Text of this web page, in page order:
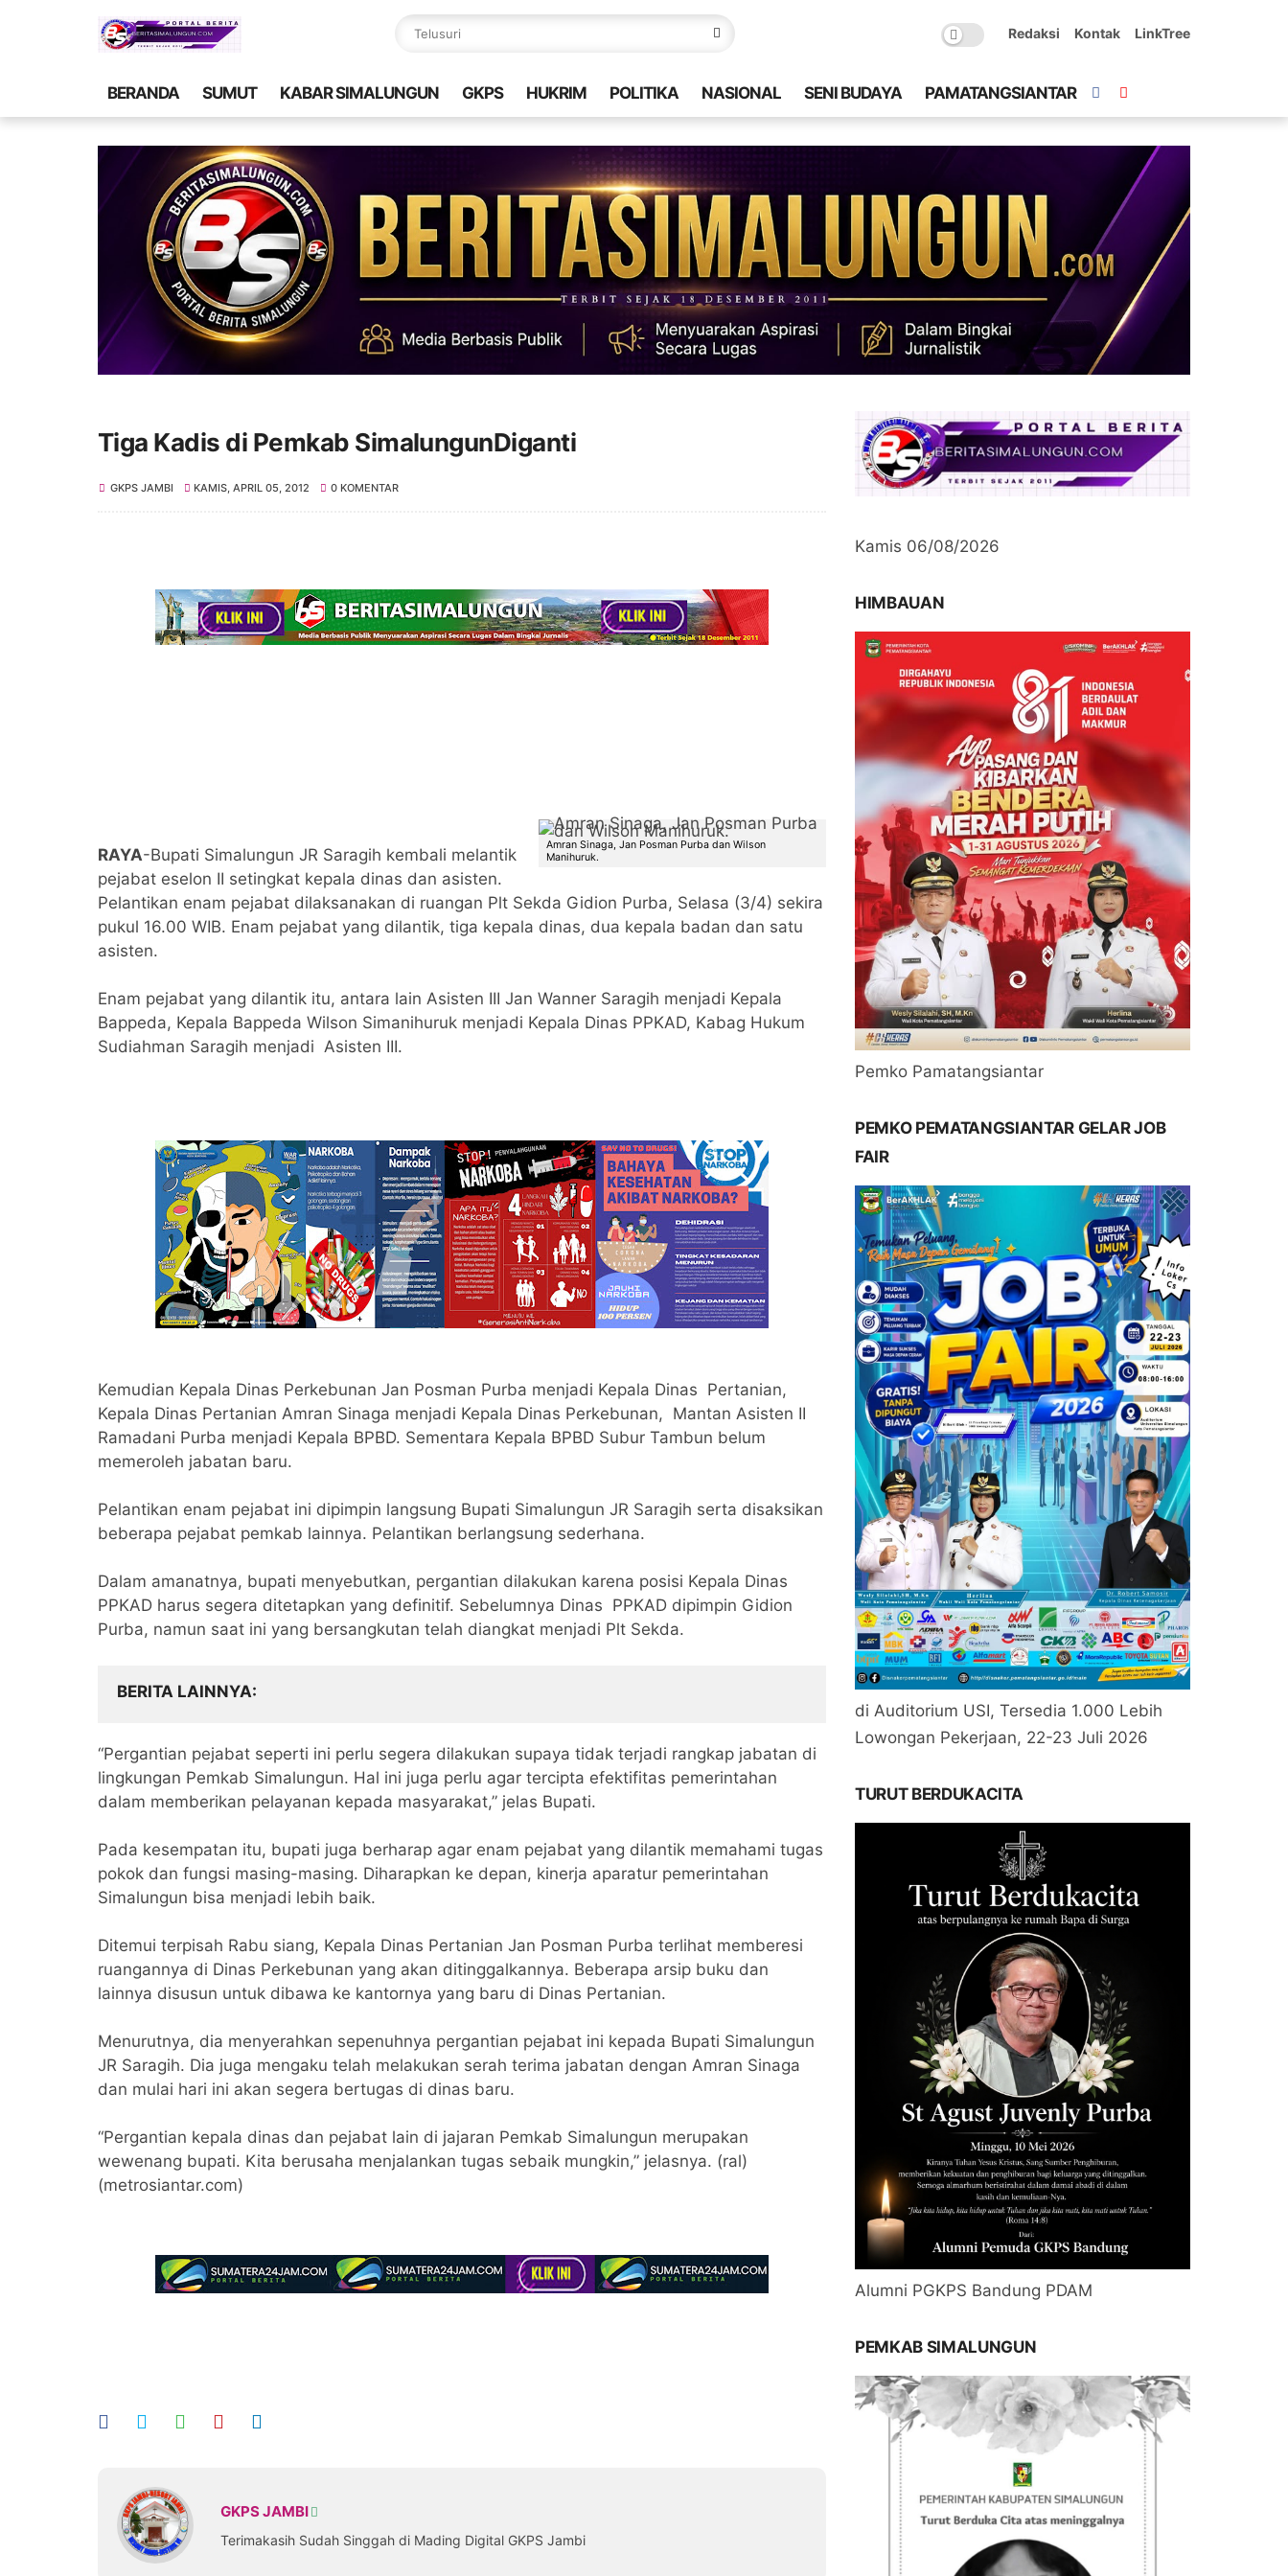
Redaksi Kontak LinkTree
BERANDA SUMUT KABAR SIMALUNGUN GKPS HUKRIM POLITIKA NASIONAL SENI BUDAYA PAMATANGSIANTAR
Tiga Kadis di Pemkab SimalungunDiganti
GKPS JAMBI KAMIS, APRIL 05, 2012 0 KOMENTAR
Amran Sinaga, Jan Posman Purba dan Wilson
Manihuruk.
RAYA-Bupati Simalungun JR Saragih kembali melantik
pejabat eselon II setingkat kepala dinas dan asisten.
Pelantikan enam pejabat dilaksanakan di ruangan Plt Sekda Gidion Purba, Selasa (3/4) sekira
pukul 16.00 WIB. Enam pejabat yang dilantik, tiga kepala dinas, dua kepala badan dan satu
asisten.
Enam pejabat yang dilantik itu, antara lain Asisten III Jan Wanner Saragih menjadi Kepala
Bappeda, Kepala Bappeda Wilson Simanihuruk menjadi Kepala Dinas PPKAD, Kabag Hukum
Sudiahman Saragih menjadi Asisten III.
Kemudian Kepala Dinas Perkebunan Jan Posman Purba menjadi Kepala Dinas Pertanian,
Kepala Dinas Pertanian Amran Sinaga menjadi Kepala Dinas Perkebunan, Mantan Asisten II
Ramadani Purba menjadi Kepala BPBD. Sementara Kepala BPBD Subur Tambun belum
memeroleh jabatan baru.
Pelantikan enam pejabat ini dipimpin langsung Bupati Simalungun JR Saragih serta disaksikan
beberapa pejabat pemkab lainnya. Pelantikan berlangsung sederhana.
Dalam amanatnya, bupati menyebutkan, pergantian dilakukan karena posisi Kepala Dinas
PPKAD harus segera ditetapkan yang definitif. Sebelumnya Dinas PPKAD dipimpin Gidion
Purba, namun saat ini yang bersangkutan telah diangkat menjadi Plt Sekda.
BERITA LAINNYA
“Pergantian pejabat seperti ini perlu segera dilakukan supaya tidak terjadi rangkap jabatan di
lingkungan Pemkab Simalungun. Hal ini juga perlu agar tercipta efektifitas pemerintahan
dalam memberikan pelayanan kepada masyarakat,” jelas Bupati.
Pada kesempatan itu, bupati juga berharap agar enam pejabat yang dilantik memahami tugas
pokok dan fungsi masing-masing. Diharapkan ke depan, kinerja aparatur pemerintahan
Simalungun bisa menjadi lebih baik.
Ditemui terpisah Rabu siang, Kepala Dinas Pertanian Jan Posman Purba terlihat memberesi
ruangannya di Dinas Perkebunan yang akan ditinggalkannya. Beberapa arsip buku dan
lainnya disusun untuk dibawa ke kantornya yang baru di Dinas Pertanian.
Menurutnya, dia menyerahkan sepenuhnya pergantian pejabat ini kepada Bupati Simalungun
JR Saragih. Dia juga mengaku telah melakukan serah terima jabatan dengan Amran Sinaga
dan mulai hari ini akan segera bertugas di dinas baru.
“Pergantian kepala dinas dan pejabat lain di jajaran Pemkab Simalungun merupakan
wewenang bupati. Kita berusaha menjalankan tugas sebaik mungkin,” jelasnya. (ral)
(metrosiantar.com)
GKPS JAMBI
Terimakasih Sudah Singgah di Mading Digital GKPS Jambi
Kamis 06/08/2026
HIMBAUAN
Pemko Pamatangsiantar
PEMKO PEMATANGSIANTAR GELAR JOB
FAIR
di Auditorium USI, Tersedia 1.000 Lebih
Lowongan Pekerjaan, 22-23 Juli 2026
TURUT BERDUKACITA
Alumni PGKPS Bandung PDAM
PEMKAB SIMALUNGUN